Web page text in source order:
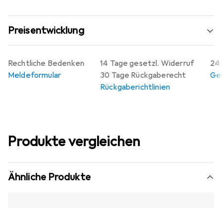
Preisentwicklung
14 Tage gesetzl. Widerruf
30 Tage Rückgaberecht
Rückgaberichtlinien
24
Rechtliche Bedenken
Meldeformular
Produkte vergleichen
Ähnliche Produkte